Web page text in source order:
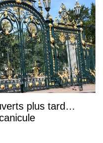
plus tard…